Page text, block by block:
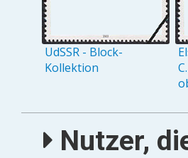
UdSSR - Block-
Kollektion
Nutzer,